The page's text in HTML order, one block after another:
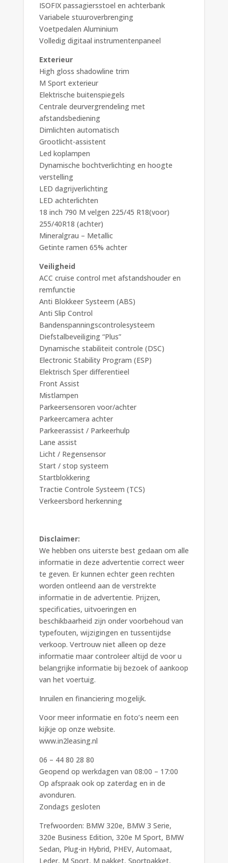
ISOFIX passagiersstoel en achterbank
Variabele stuuroverbrenging
Voetpedalen Aluminium
Volledig digitaal instrumentenpaneel
Exterieur
High gloss shadowline trim
M Sport exterieur
Elektrische buitenspiegels
Centrale deurvergrendeling met
afstandsbediening
Dimlichten automatisch
Grootlicht-assistent
Led koplampen
Dynamische bochtverlichting en hoogte
verstelling
LED dagrijverlichting
LED achterlichten
18 inch 790 M velgen 225/45 R18(voor)
255/40R18 (achter)
Mineralgrau – Metallic
Getinte ramen 65% achter
Veiligheid
ACC cruise control met afstandshouder en
remfunctie
Anti Blokkeer Systeem (ABS)
Anti Slip Control
Bandenspanningscontrolesysteem
Diefstalbeveiliging “Plus”
Dynamische stabiliteit controle (DSC)
Electronic Stability Program (ESP)
Elektrisch Sper differentieel
Front Assist
Mistlampen
Parkeersensoren voor/achter
Parkeercamera achter
Parkeerassist / Parkeerhulp
Lane assist
Licht / Regensensor
Start / stop systeem
Startblokkering
Tractie Controle Systeem (TCS)
Verkeersbord herkenning
Disclaimer:
We hebben ons uiterste best gedaan om alle
informatie in deze advertentie correct weer
te geven. Er kunnen echter geen rechten
worden ontleend aan de verstrekte
informatie in de advertentie. Prijzen,
specificaties, uitvoeringen en
beschikbaarheid zijn onder voorbehoud van
typefouten, wijzigingen en tussentijdse
verkoop. Vertrouw niet alleen op deze
informatie maar controleer altijd de voor u
belangrijke informatie bij bezoek of aankoop
van het voertuig.
Inruilen en financiering mogelijk.
Voor meer informatie en foto’s neem een
kijkje op onze website.
www.in2leasing.nl
06 – 44 80 28 80
Geopend op werkdagen van 08:00 – 17:00
Op afspraak ook op zaterdag en in de
avonduren.
Zondags gesloten
Trefwoorden: BMW 320e, BMW 3 Serie,
320e Business Edition, 320e M Sport, BMW
Sedan, Plug-in Hybrid, PHEV, Automaat,
Leder, M Sport, M pakket, Sportpakket,